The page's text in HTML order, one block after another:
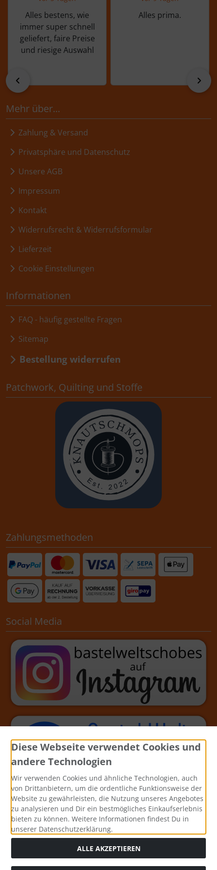
Alles bestens, wie
immer super schnell
geliefert, faire Preise
und riesige Auswahl
Alles prima.
vor
Mehr über...
Zahlung & Versand
Privatsphäre und Datenschutz
Unsere AGB
Impressum
Kontakt
Widerrufsrecht & Widerrufsformular
Lieferzeit
Cookie Einstellungen
Informationen
FAQ - häufig gestellte Fragen
Sitemap
Bestellung widerrufen
Patchwork, Quilting und Stoffe
Zahlungsmethoden
Social Media
Diese Webseite verwendet Cookies und
andere Technologien
Wir verwenden Cookies und ähnliche Technologien, auch
von Drittanbietern, um die ordentliche Funktionsweise der
Website zu gewährleisten, die Nutzung unseres Angebotes
zu analysieren und Dir ein bestmögliches Einkaufserlebnis
bieten zu können. Weitere Informationen findest Du in
unserer Datenschutzerklärung.
ALLE AKZEPTIEREN